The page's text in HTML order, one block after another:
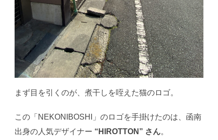
まず目を引くのが、煮干しを咥えた猫のロゴ。
この「NEKONIBOSHI」のロゴを手掛けたのは、函南
出身の人気デザイナー “HIROTTON” さん。